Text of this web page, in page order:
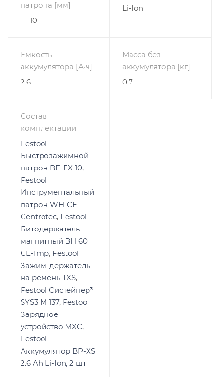
патрона [мм]
1 - 10
Li-Ion
Ёмкость
аккумулятора [А·ч]
2.6
Масса без
аккумулятора [кг]
0.7
Состав
комплектации
Festool
Быстрозажимной
патрон BF-FX 10,
Festool
Инструментальный
патрон WH-CE
Centrotec, Festool
Битодержатель
магнитный BH 60
CE-Imp, Festool
Зажим-держатель
на ремень TXS,
Festool Систейнер³
SYS3 M 137, Festool
Зарядное
устройство MXC,
Festool
Аккумулятор BP-XS
2.6 Ah Li-Ion, 2 шт